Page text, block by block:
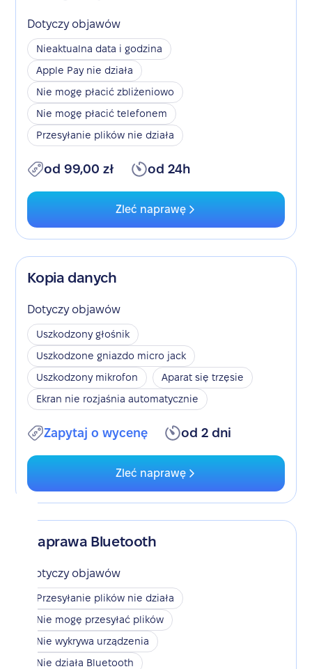
Dotyczy objawów
Nieaktualna data i godzina
Apple Pay nie działa
Nie mogę płacić zbliżeniowo
Nie mogę płacić telefonem
Przesyłanie plików nie działa
od 99,00 zł od 24h
Zleć naprawę
Kopia danych
Dotyczy objawów
Uszkodzony głośnik
Uszkodzone gniazdo micro jack
Uszkodzony mikrofon
Aparat się trzęsie
Ekran nie rozjaśnia automatycznie
Zapytaj o wycenę od 2 dni
Zleć naprawę
Naprawa Bluetooth
Dotyczy objawów
Przesyłanie plików nie działa
Nie mogę przesyłać plików
Nie wykrywa urządzenia
Nie działa Bluetooth